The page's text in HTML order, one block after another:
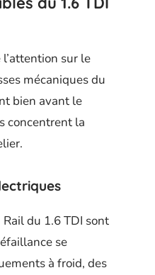
sur le
mécaniques du
bien avant le
concentrent la
du 1.6 TDI sont
se
à froid, des